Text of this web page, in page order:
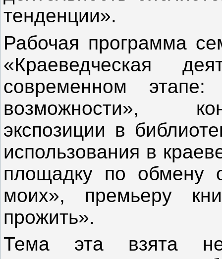
тенденции».
Рабочая программа
«Краеведческая
современном
возможности»,
экспозиции в
использования в
площадку по обмену
моих», премьеру
прожить».
Тема эта взята